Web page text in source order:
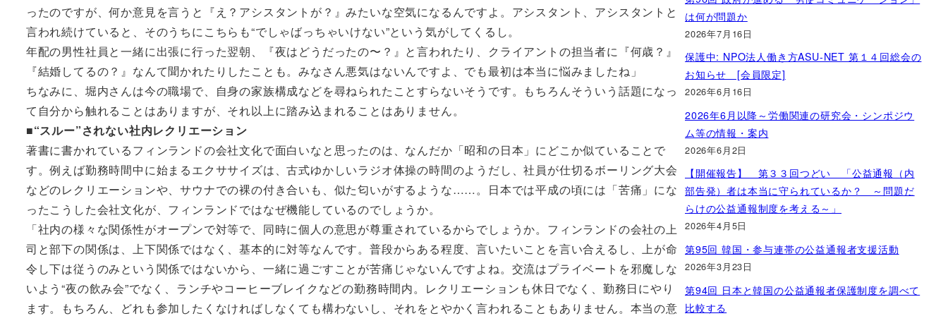
ったのですが、何か意見を言うと『え？アシスタントが？』みたいな空気になるんですよ。アシスタント、アシスタントと
言われ続けていると、そのうちにこちらも“でしゃばっちゃいけない”という気がしてくるし。
年配の男性社員と一緒に出張に行った翌朝、『夜はどうだったの〜？』と言われたり、クライアントの担当者に『何歳？』
『結婚してるの？』なんて聞かれたりしたことも。みなさん悪気はないんですよ、でも最初は本当に悩みましたね」
ちなみに、堀内さんは今の職場で、自身の家族構成などを尋ねられたことすらないそうです。もちろんそういう話題になっ
て自分から触れることはありますが、それ以上に踏み込まれることはありません。
■“スルー”されない社内レクリエーション
著書に書かれているフィンランドの会社文化で面白いなと思ったのは、なんだか「昭和の日本」にどこか似ていることで
す。例えば勤務時間中に始まるエクササイズは、古式ゆかしいラジオ体操の時間のようだし、社員が仕切るボーリング大会
などのレクリエーションや、サウナでの裸の付き合いも、似た匂いがするような……。日本では平成の頃には「苦痛」にな
ったこうした会社文化が、フィンランドではなぜ機能しているのでしょうか。
「社内の様々な関係性がオープンで対等で、同時に個人の意思が尊重されているからでしょうか。フィンランドの会社の上
司と部下の関係は、上下関係ではなく、基本的に対等なんです。普段からある程度、言いたいことを言い合えるし、上が命
令し下は従うのみという関係ではないから、一緒に過ごすことが苦痛じゃないんですよね。交流はプライベートを邪魔しな
いよう“夜の飲み会”でなく、ランチやコーヒーブレイクなどの勤務時間内。レクリエーションも休日でなく、勤務日にやり
ます。もちろん、どれも参加したくなければしなくても構わないし、それをとやかく言われることもありません。本当の意
は何が問題か
2026年7月16日
保護中: NPO法人働き方ASU-NET 第１４回総会の
お知らせ [会員限定]
2026年6月16日
2026年6月以降～労働関連の研究会・シンポジウ
ム等の情報・案内
2026年6月2日
【開催報告】 第３３回つどい 「公益通報（内
部告発）者は本当に守られているか？ ～問題だ
らけの公益通報制度を考える～」
2026年4月5日
第95回 韓国・参与連帯の公益通報者支援活動
2026年3月23日
第94回 日本と韓国の公益通報者保護制度を調べて
比較する